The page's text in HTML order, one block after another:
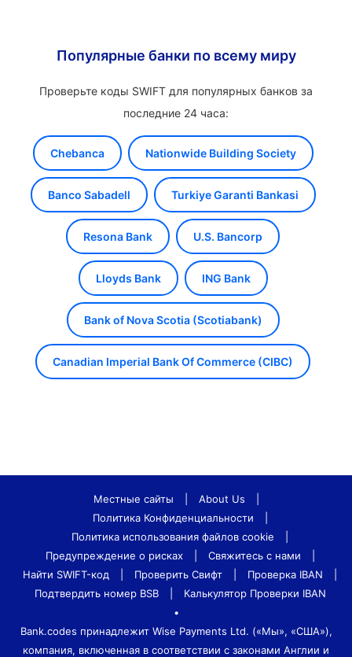
Популярные банки по всему миру
Проверьте коды SWIFT для популярных банков за
последние 24 часа:
Chebanca Nationwide Building Society
Banco Sabadell Turkiye Garanti Bankasi
Resona Bank U.S. Bancorp
Lloyds Bank ING Bank
Bank of Nova Scotia (Scotiabank)
Canadian Imperial Bank Of Commerce (CIBC)
Местные сайты About Us
Политика Конфиденциальности
Политика использования файлов cookie
Предупреждение о рисках
Свяжитесь с нами
Найти SWIFT-код
Проверить Свифт Проверка IBAN
Подтвердить номер BSB
Калькулятор Проверки IBAN
•
Bank.codes принадлежит Wise Payments Ltd. («Мы», «США»),
компания, включенная в соответствии с законами Англии и